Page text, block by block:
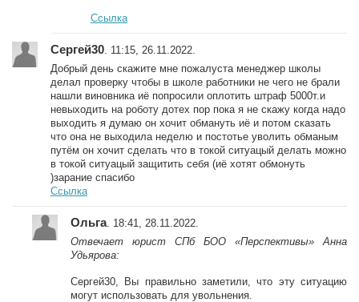
Ссылка
Сергей30 . 11:15, 26.11.2022.
Добрый день скажите мне пожалуста менеджер школы
делал проверку чтобы в школе работники не чего не брали
нашли виновника иё попросили оплотить штраф 5000т.и
невыходить на роботу дотех пор пока я не скажу когда надо
выходить я думаю он хочит обмануть иё и потом сказать
что она не выходила неделю и постотье уволить обманым
путём он хочит сделать что в токой ситуацый делать можно
в токой ситуацый защитить себя (иё хотят обмонуть
)зарание спасибо
Ссылка
Ольга. 18:41, 28.11.2022.
Отвечает юрист СПб БОО «Перспективы» Анна
Удьярова:
Сергей30, Вы правильно заметили, что эту ситуацию
могут использовать для увольнения.